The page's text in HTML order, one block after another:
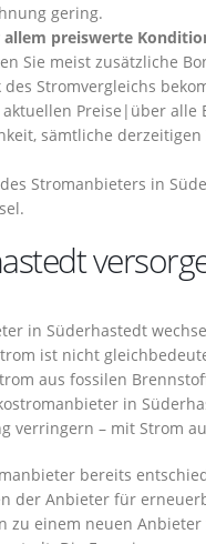
gering.
preiswerte
Sie meist zusätzliche
des Stromvergleichs
Preise|über alle
sämtliche
Stromanbieters in
in Süderhastedt
ist nicht
aus fossilen
in
verringern – mit Strom
bereits
der Anbieter für
zu einem neuen